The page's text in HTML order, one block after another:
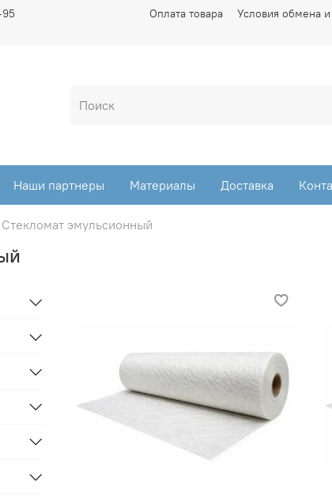
Оплата товара Условия обмена и
Наши партнеры Материалы Доставка
Стекломат эмульсионный